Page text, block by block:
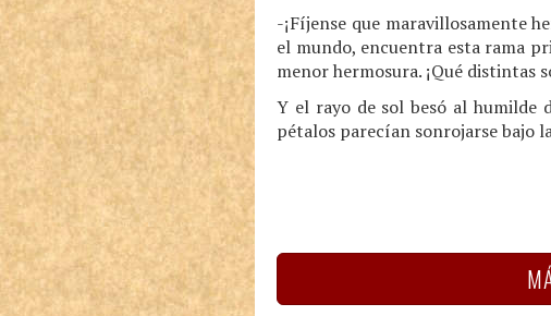
-¡Fíjense que maravillosamente
el mundo, encuentra esta rama
menor hermosura. ¡Qué distintas
Y el rayo de sol besó al humilde
pétalos parecían sonrojarse bajo